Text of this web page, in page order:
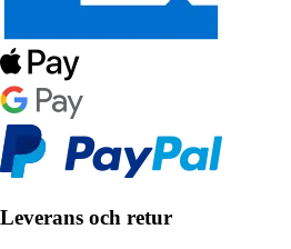
Leverans och retur